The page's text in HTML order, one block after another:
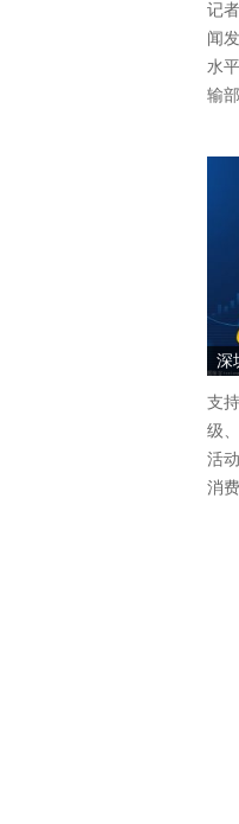
记
闻
水
输部
深
支
级
活
消费